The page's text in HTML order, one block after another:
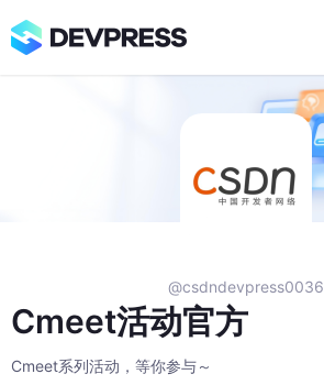
@csdndevpress0036
Cmeet活动官方
Cmeet系列活动，等你参与～